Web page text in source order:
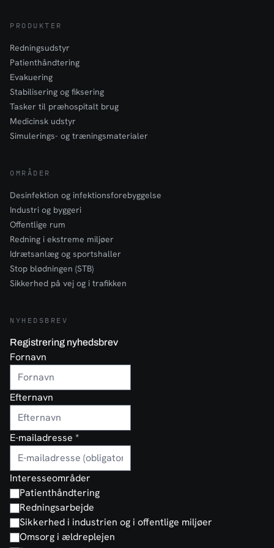
PRODUKTER
Redningsudstyr
Patienthåndtering
Evakuering
Stabilisering og fiksering
Tasker til præhospitalt brug
Medicinsk udstyr
Simulerings- og træningsmaterialer
OMRÅDER
Desinfektion og infektionsforebyggelse
Industri og byggeri
Offentlige rum
Redning i ekstreme miljøer
Idrætsanlæg og sportshaller
Stop blødningen (STB)
Sikkerhed på vej og i trafikken
NYHEDSBREV
Registrering nyhedsbrev
Fornavn
Efternavn
E-mailadresse *
Interesseområder
Patienthåndtering
Redningsarbejde
Sikkerhed i industrien og i offentlige miljøer
Omsorg i ældreplejen